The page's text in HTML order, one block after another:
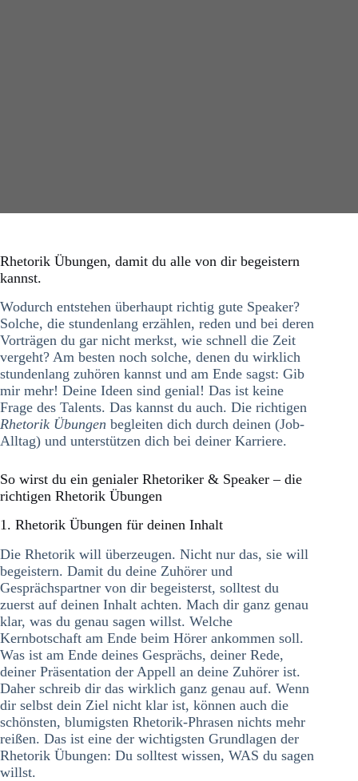
Rhetorik Übungen, damit du alle von dir begeistern
kannst.
Wodurch entstehen überhaupt richtig gute Speaker?
Solche, die stundenlang erzählen, reden und bei deren
Vorträgen du gar nicht merkst, wie schnell die Zeit
vergeht? Am besten noch solche, denen du wirklich
stundenlang zuhören kannst und am Ende sagst: Gib
mir mehr! Deine Ideen sind genial! Das ist keine
Frage des Talents. Das kannst du auch. Die richtigen
Rhetorik Übungen begleiten dich durch deinen (Job-
Alltag) und unterstützen dich bei deiner Karriere.
So wirst du ein genialer Rhetoriker & Speaker – die
richtigen Rhetorik Übungen
1. Rhetorik Übungen für deinen Inhalt
Die Rhetorik will überzeugen. Nicht nur das, sie will
begeistern. Damit du deine Zuhörer und
Gesprächspartner von dir begeisterst, solltest du
zuerst auf deinen Inhalt achten. Mach dir ganz genau
klar, was du genau sagen willst. Welche
Kernbotschaft am Ende beim Hörer ankommen soll.
Was ist am Ende deines Gesprächs, deiner Rede,
deiner Präsentation der Appell an deine Zuhörer ist.
Daher schreib dir das wirklich ganz genau auf. Wenn
dir selbst dein Ziel nicht klar ist, können auch die
schönsten, blumigsten Rhetorik-Phrasen nichts mehr
reißen. Das ist eine der wichtigsten Grundlagen der
Rhetorik Übungen: Du solltest wissen, WAS du sagen
willst.